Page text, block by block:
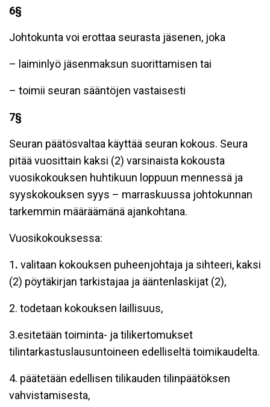
6§
Johtokunta voi erottaa seurasta jäsenen, joka
– laiminlyö jäsenmaksun suorittamisen tai
– toimii seuran sääntöjen vastaisesti
7§
Seuran päätösvaltaa käyttää seuran kokous. Seura
pitää vuosittain kaksi (2) varsinaista kokousta
vuosikokouksen huhtikuun loppuun mennessä ja
syyskokouksen syys – marraskuussa johtokunnan
tarkemmin määräämänä ajankohtana.
Vuosikokouksessa:
1. valitaan kokouksen puheenjohtaja ja sihteeri, kaksi
(2) pöytäkirjan tarkistajaa ja ääntenlaskijat (2),
2. todetaan kokouksen laillisuus,
3.esitetään toiminta- ja tilikertomukset
tilintarkastuslausuntoineen edelliseltä toimikaudelta.
4. päätetään edellisen tilikauden tilinpäätöksen
vahvistamisesta,